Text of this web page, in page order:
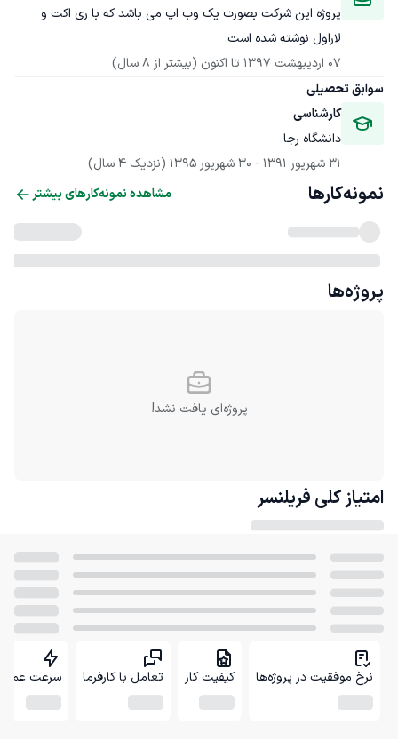
پروژه این شرکت بصورت یک وب اپ می باشد که با ری اکت و
لاراول نوشته شده است
07 اردیبهشت 1397
تا اکنون (بیشتر از 8 سال)
سوابق تحصیلی
کارشناسی
دانشگاه رجا
31 شهریور 1391
- 30 شهریور 1395 (نزدیک 4 سال)
نمونه‌کارها مشاهده نمونه‌کارهای بیشتر
پروژه‌ها
پروژه‌ای یافت نشد!
امتیاز کلی فریلنسر
نرخ موفقیت در پروژه‌ها کیفیت کار تعامل با کارفرما سرعت عمل